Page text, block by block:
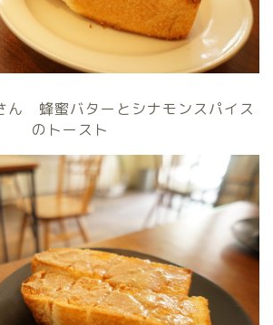
ん 蜂蜜バターとシナモンスパイス
のトースト